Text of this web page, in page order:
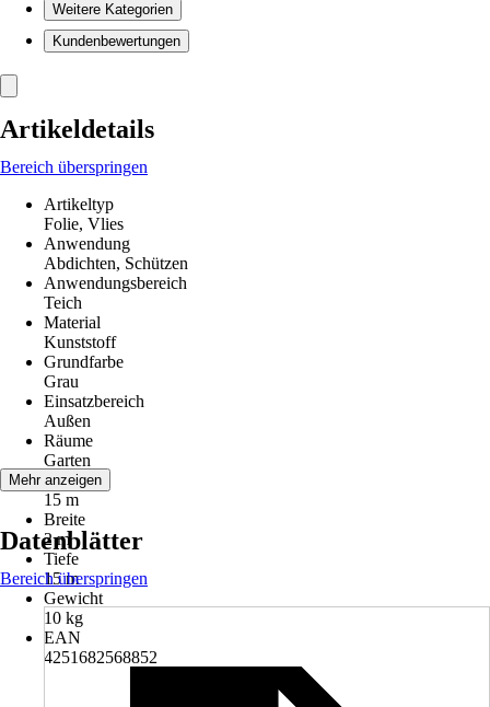
Weitere Kategorien
Kundenbewertungen
Artikeldetails
Bereich überspringen
Artikeltyp
Folie, Vlies
Anwendung
Abdichten, Schützen
Anwendungsbereich
Teich
Material
Kunststoff
Grundfarbe
Grau
Einsatzbereich
Außen
Räume
Garten
Länge
15 m
Breite
2 m
Tiefe
15 m
Gewicht
10 kg
EAN
4251682568852
Mehr anzeigen
Datenblätter
Bereich überspringen